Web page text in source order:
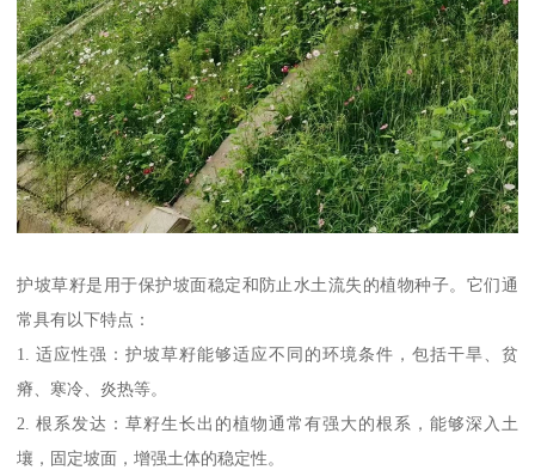
护坡草籽是用于保护坡面稳定和防止水土流失的植物种子。它们通
常具有以下特点：
1. 适应性强：护坡草籽能够适应不同的环境条件，包括干旱、贫
瘠、寒冷、炎热等。
2. 根系发达：草籽生长出的植物通常有强大的根系，能够深入土
壤，固定坡面，增强土体的稳定性。